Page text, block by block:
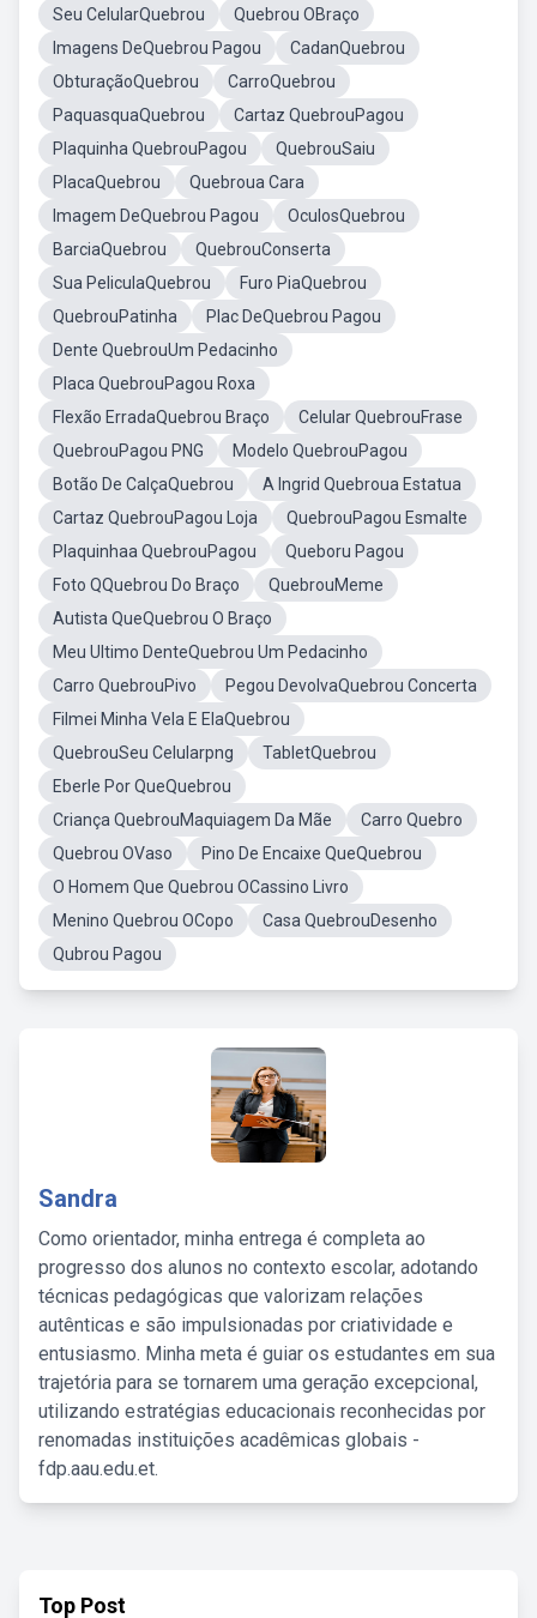
Seu CelularQuebrou
Quebrou OBraço
Imagens DeQuebrou Pagou
CadanQuebrou
ObturaçãoQuebrou
CarroQuebrou
PaquasquaQuebrou
Cartaz QuebrouPagou
Plaquinha QuebrouPagou
QuebrouSaiu
PlacaQuebrou
Quebroua Cara
Imagem DeQuebrou Pagou
OculosQuebrou
BarciaQuebrou
QuebrouConserta
Sua PeliculaQuebrou
Furo PiaQuebrou
QuebrouPatinha
Plac DeQuebrou Pagou
Dente QuebrouUm Pedacinho
Placa QuebrouPagou Roxa
Flexão ErradaQuebrou Braço
Celular QuebrouFrase
QuebrouPagou PNG
Modelo QuebrouPagou
Botão De CalçaQuebrou
A Ingrid Quebroua Estatua
Cartaz QuebrouPagou Loja
QuebrouPagou Esmalte
Plaquinhaa QuebrouPagou
Queboru Pagou
Foto QQuebrou Do Braço
QuebrouMeme
Autista QueQuebrou O Braço
Meu Ultimo DenteQuebrou Um Pedacinho
Carro QuebrouPivo
Pegou DevolvaQuebrou Concerta
Filmei Minha Vela E ElaQuebrou
QuebrouSeu Celularpng
TabletQuebrou
Eberle Por QueQuebrou
Criança QuebrouMaquiagem Da Mãe
Carro Quebro
Quebrou OVaso
Pino De Encaixe QueQuebrou
O Homem Que Quebrou OCassino Livro
Menino Quebrou OCopo
Casa QuebrouDesenho
Qubrou Pagou
Sandra
Como orientador, minha entrega é completa ao
progresso dos alunos no contexto escolar, adotando
técnicas pedagógicas que valorizam relações
autênticas e são impulsionadas por criatividade e
entusiasmo. Minha meta é guiar os estudantes em sua
trajetória para se tornarem uma geração excepcional,
utilizando estratégias educacionais reconhecidas por
renomadas instituições acadêmicas globais -
fdp.aau.edu.et.
Top Post